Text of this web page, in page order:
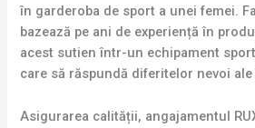
în garderoba de sport a unei femei.
bazează pe ani de experiență în
acest sutien într-un echipament
care să răspundă diferitelor nevoi
Asigurarea calității, angajamentul